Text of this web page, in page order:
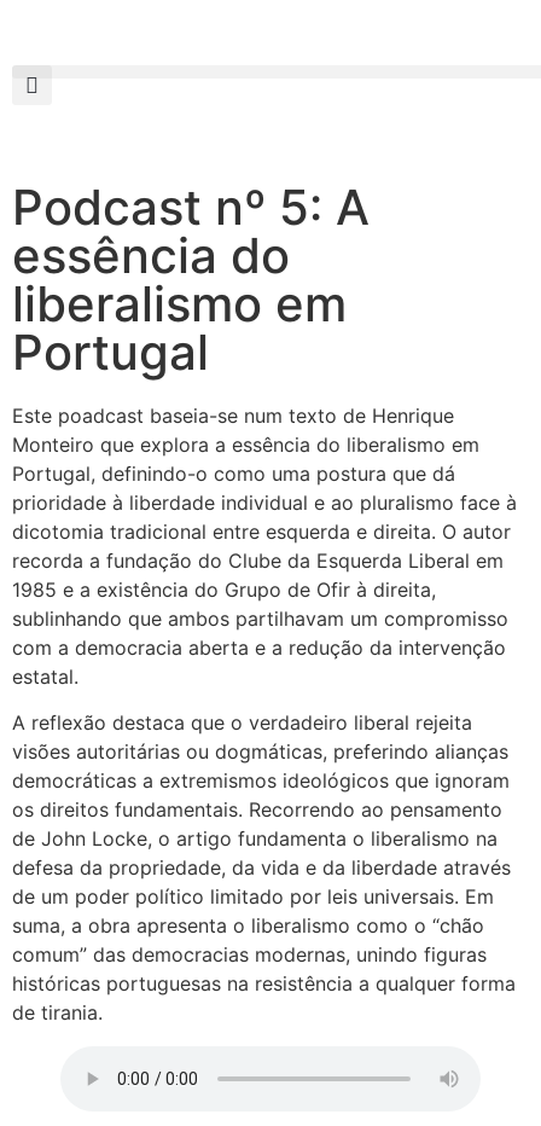
Podcast nº 5: A
essência do
liberalismo em
Portugal
Este poadcast baseia-se num texto de Henrique
Monteiro que explora a essência do liberalismo em
Portugal, definindo-o como uma postura que dá
prioridade à liberdade individual e ao pluralismo face à
dicotomia tradicional entre esquerda e direita. O autor
recorda a fundação do Clube da Esquerda Liberal em
1985 e a existência do Grupo de Ofir à direita,
sublinhando que ambos partilhavam um compromisso
com a democracia aberta e a redução da intervenção
estatal.
A reflexão destaca que o verdadeiro liberal rejeita
visões autoritárias ou dogmáticas, preferindo alianças
democráticas a extremismos ideológicos que ignoram
os direitos fundamentais. Recorrendo ao pensamento
de John Locke, o artigo fundamenta o liberalismo na
defesa da propriedade, da vida e da liberdade através
de um poder político limitado por leis universais. Em
suma, a obra apresenta o liberalismo como o “chão
comum” das democracias modernas, unindo figuras
históricas portuguesas na resistência a qualquer forma
de tirania.